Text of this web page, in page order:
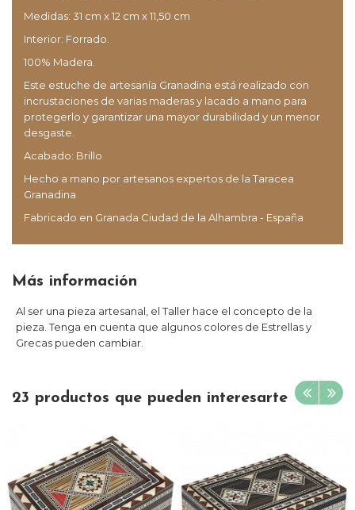
Medidas: 31 cm x 12 cm x 11,50 cm
Interior: Forrado.
100% Madera.
Este estuche de artesanía Granadina está realizado con
incrustaciones de varias maderas y lacado a mano para
protegerlo y garantizar una mayor durabilidad y un menor
desgaste.
Acabado: Brillo
Hecho a mano por artesanos expertos de la Taracea
Granadina
Fabricado en Granada Ciudad de la Alhambra - España
Más información
Al ser una pieza artesanal, el Taller hace el concepto de la
pieza. Tenga en cuenta que algunos colores de Estrellas y
Grecas pueden cambiar.
23 productos que pueden interesarte